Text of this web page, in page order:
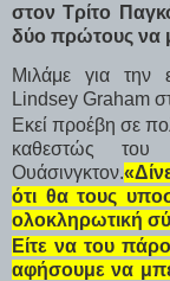
στον Τρίτο
δύο πρώτους να
Μιλάμε για την
Lindsey Graham
Εκεί προέβη σε
καθεστώς του
Ουάσινγκτον.
ότι θα τους
ολοκληρωτική
Είτε να του
αφήσουμε να